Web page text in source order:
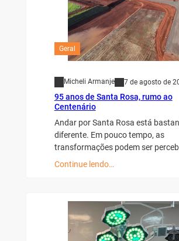
Geral
Micheli Armanje 7 de agosto de
95 anos de Santa Rosa, rumo ao
Centenário
Andar por Santa Rosa está
diferente. Em pouco tempo, as
transformações podem ser
Continue lendo…